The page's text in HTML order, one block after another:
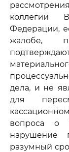
коллегии
Федерации,
жалобе,
дела, и не
для
вопроса о
нарушение
разумный